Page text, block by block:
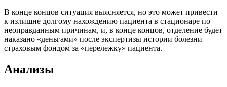
В конце концов ситуация выясняется, но это может привести
к излишне долгому нахождению пациента в стационаре по
неоправданным причинам, и, в конце концов, отделение будет
наказано «деньгами» после экспертизы истории болезни
страховым фондом за «перележку» пациента.
Анализы